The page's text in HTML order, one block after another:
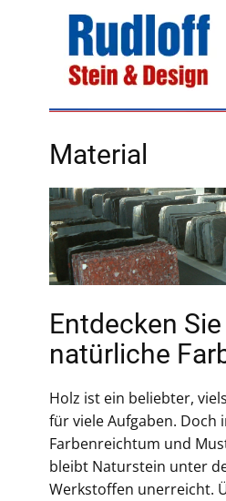
Material
Entdecken
natürliche
Holz ist ein beliebter,
für viele Aufgaben. Doch
Farbenreichtum und
bleibt Naturstein unter
Werkstoffen unerreicht.